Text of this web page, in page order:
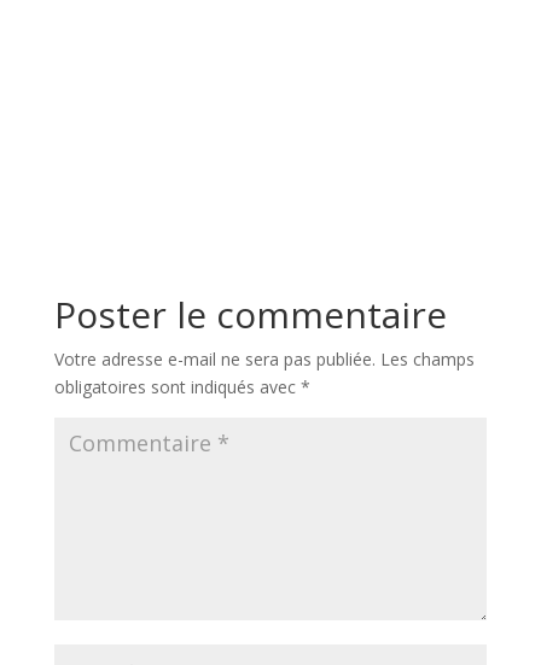
Poster le commentaire
Votre adresse e-mail ne sera pas publiée. Les champs
obligatoires sont indiqués avec *